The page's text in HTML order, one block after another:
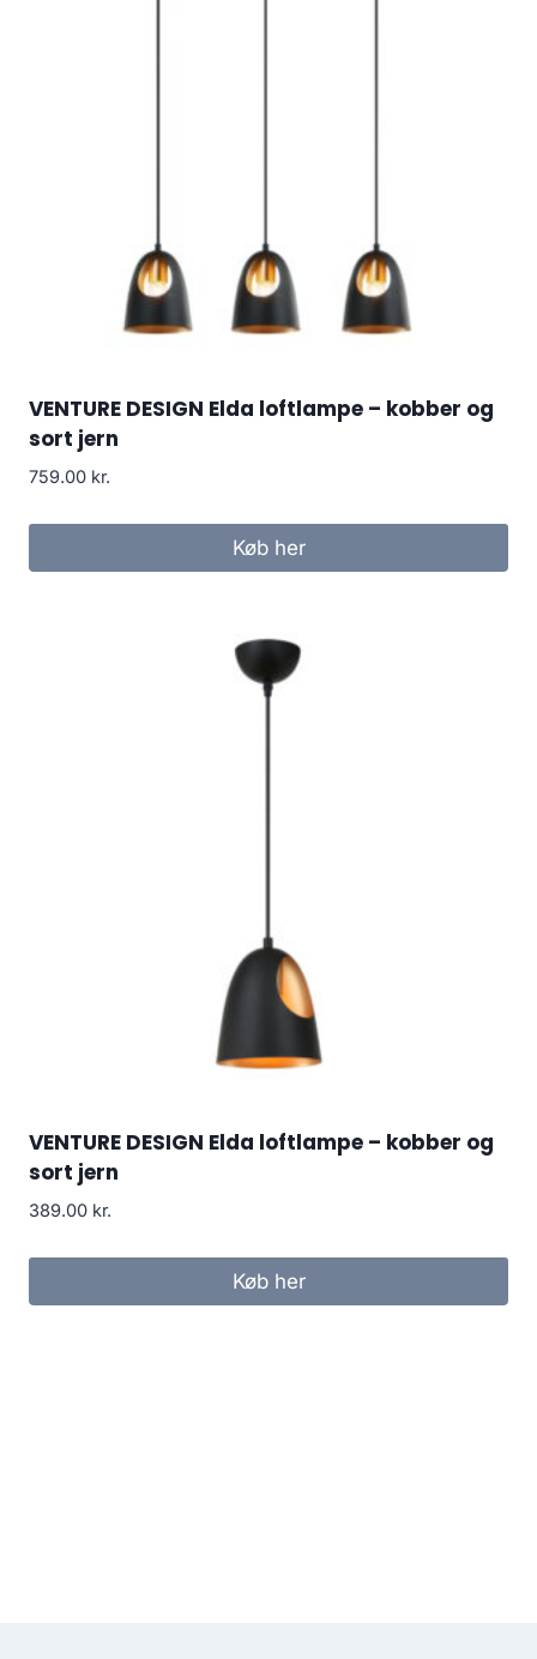
VENTURE DESIGN Elda loftlampe – kobber og
sort jern
759.00 kr.
Køb her
VENTURE DESIGN Elda loftlampe – kobber og
sort jern
389.00 kr.
Køb her